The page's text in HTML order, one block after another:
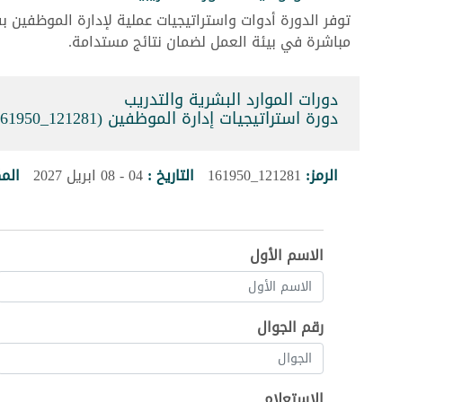
توفر الدورة أدوات واستراتيجيات عملية لإدارة
مباشرة في بيئة العمل لضمان نتائج مستدامة.
دورات الموارد البشرية والتدريب
دورة استراتيجيات إدارة الموظفين (121281_161950)
الرمز: 121281_161950 التاريخ :04 - 08 ابريل 2027
الاسم الأول
رقم الجوال